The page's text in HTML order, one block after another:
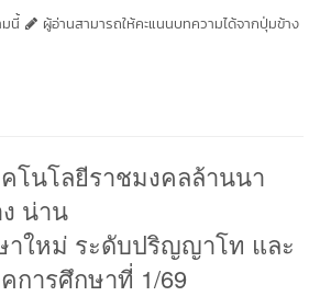
นี้
ผู้อ่านสามารถให้คะแนนบทความได้จากปุ่มข้าง
โนโลยีราชมงคลล้านนา
น่าน
ใหม่ ระดับปริญญาโท และ
การศึกษาที่ 1/69